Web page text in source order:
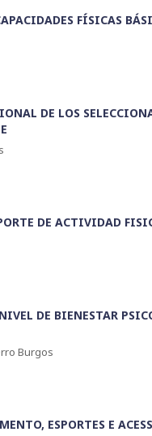
FÍSICAS
DE LOS
DE ACTIVIDAD
DE BIENESTAR
Burgos
ESPORTES E